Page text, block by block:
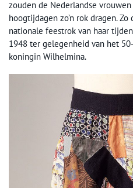
zouden de Nederlandse
hoogtijdagen zo’n rok dragen.
nationale feestrok van haar
1948 ter gelegenheid van het
koningin Wilhelmina.